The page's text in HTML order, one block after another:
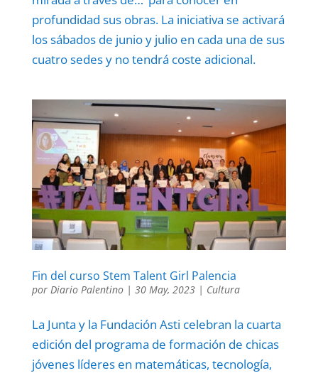
profundidad sus obras. La iniciativa se activará
los sábados de junio y julio en cada una de sus
cuatro sedes y no tendrá coste adicional.
Fin del curso Stem Talent Girl Palencia
por Diario Palentino| 30 May, 2023| Cultura
La Junta y la Fundación Asti celebran la cuarta
edición del programa de formación de chicas
jóvenes líderes en matemáticas, tecnología,